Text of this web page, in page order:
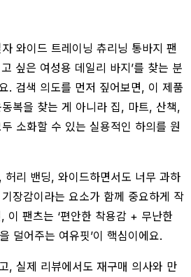
와이드 트레이닝 츄리닝 통바지 팬
싶은 여성용 데일리 바지’를 찾는 분
. 검색 의도를 먼저 짚어보면, 이 제품
복을 찾는 게 아니라 집, 마트, 산책,
소화할 수 있는 실용적인 하의를 원
허리 밴딩, 와이드하면서도 너무 과하
장감이라는 요소가 함께 중요하게 작
이 팬츠는 ‘편안한 착용감 + 무난한
덜어주는 여유핏’이 핵심이에요.
, 실제 리뷰에서도 재구매 의사와 만